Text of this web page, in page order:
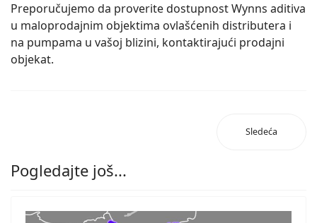
Preporučujemo da proverite dostupnost Wynns aditiva
u maloprodajnim objektima ovlašćenih distributera i
na pumpama u vašoj blizini, kontaktirajući prodajni
objekat.
Sledeća
Pogledajte još...